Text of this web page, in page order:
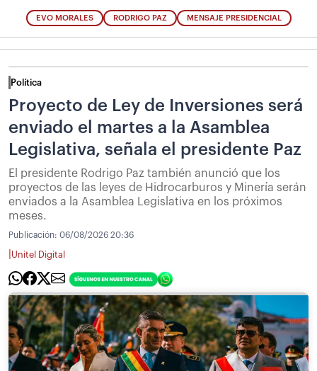
EVO MORALES RODRIGO PAZ MENSAJE PRESIDENCIAL
Política
Proyecto de Ley de Inversiones será
enviado el martes a la Asamblea
Legislativa, señala el presidente Paz
El presidente Rodrigo Paz también anunció que los
proyectos de las leyes de Hidrocarburos y Minería serán
enviados a la Asamblea Legislativa en los próximos
meses.
Publicación: 06/08/2026 20:36
Unitel Digital